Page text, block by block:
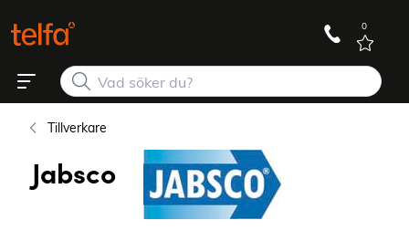
0
Tillverkare
Jabsco